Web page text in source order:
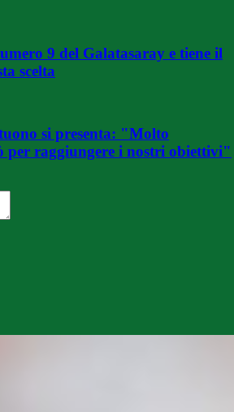
9 del Galatasaray e tiene il
scelta
si presenta: "Molto
per raggiungere i nostri obiettivi"